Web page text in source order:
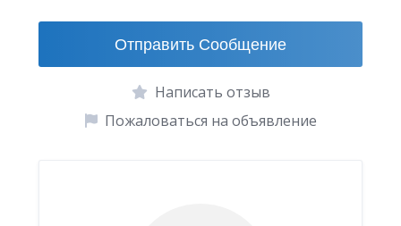
Отправить Сообщение
Написать отзыв
Пожаловаться на объявление